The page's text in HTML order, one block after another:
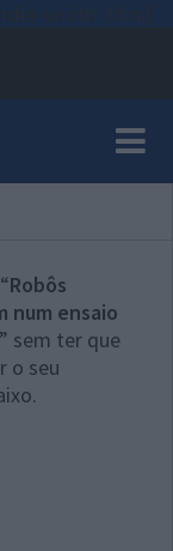
Robôs
num ensaio
” sem ter que
o seu